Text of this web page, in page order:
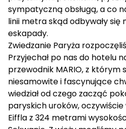
sympatyczną obsługą, a co
linii metra skąd odbywały się
eskapady.
Zwiedzanie Paryża
Przyjechał po nas do hotelu
przewodnik MARIO, z którym
niesamowite i fascynujące
wiedział od czego zacząć
paryskich uroków,
Eiffla z 324 metrami